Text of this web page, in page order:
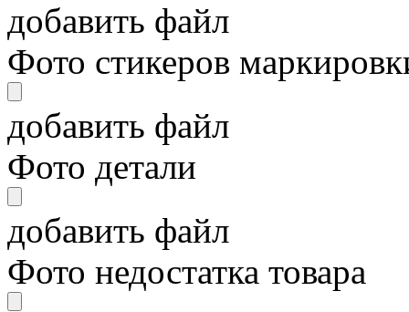
добавить файл
Фото стикеров
добавить файл
Фото детали
добавить файл
Фото недостатка товара